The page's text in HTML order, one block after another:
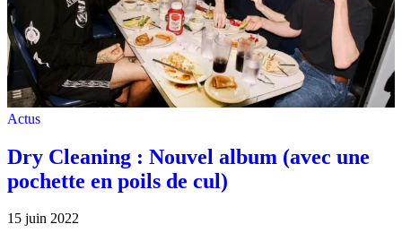
Actus
Dry Cleaning : Nouvel album (avec une
pochette en poils de cul)
15 juin 2022